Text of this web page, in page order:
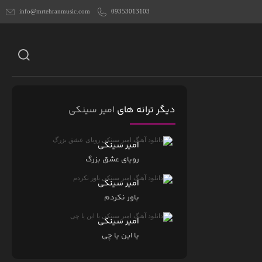
info@mrtehranmusic.com 09353013103
دیگر ترانه های امیر سینکی
امیر سینکی
رویای عشق بزرگ
امیر سینکی
باور نکردم
امیر سینکی
یا این یا چی